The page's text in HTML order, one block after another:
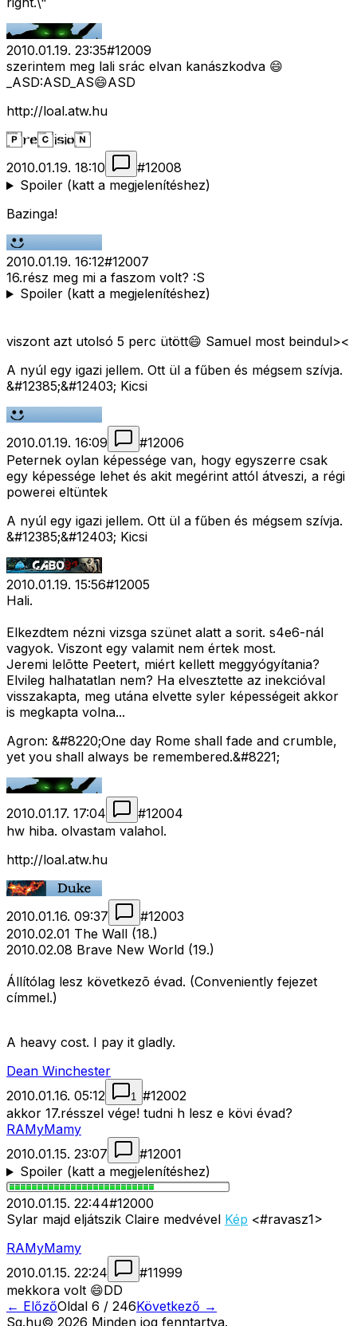
2010.01.19. 23:35#12009
szerintem meg lali srác elvan kanászkodva 😄
_ASD:ASD_AS😄ASD
http://loal.atw.hu
2010.01.19. 18:10 #12008
Spoiler (katt a megjelenítéshez)
Bazinga!
2010.01.19. 16:12#12007
16.rész meg mi a faszom volt? :S
Spoiler (katt a megjelenítéshez)
viszont azt utolsó 5 perc ütött😄 Samuel most beindul><
A nyúl egy igazi jellem. Ott ül a fűben és mégsem szívja.
&#12385;&#12403; Kicsi
2010.01.19. 16:09 #12006
Peternek oylan képessége van, hogy egyszerre csak
egy képessége lehet és akit megérint attól átveszi, a régi
powerei eltüntek
A nyúl egy igazi jellem. Ott ül a fűben és mégsem szívja.
&#12385;&#12403; Kicsi
2010.01.19. 15:56#12005
Hali.
Elkezdtem nézni vizsga szünet alatt a sorit. s4e6-nál
vagyok. Viszont egy valamit nem értek most.
Jeremi lelõtte Peetert, miért kellett meggyógyítania?
Elvileg halhatatlan nem? Ha elvesztette az inekcióval
visszakapta, meg utána elvette syler képességeit akkor
is megkapta volna...
Agron: &#8220;One day Rome shall fade and crumble,
yet you shall always be remembered.&#8221;
2010.01.17. 17:04 #12004
hw hiba. olvastam valahol.
http://loal.atw.hu
2010.01.16. 09:37 #12003
2010.02.01 The Wall (18.)
2010.02.08 Brave New World (19.)
Állítólag lesz következõ évad. (Conveniently fejezet
címmel.)
A heavy cost. I pay it gladly.
Dean Winchester
2010.01.16. 05:12
1 #12002
akkor 17.résszel vége! tudni h lesz e kövi évad?
RAMyMamy
2010.01.15. 23:07
#12001
Spoiler (katt a megjelenítéshez)
2010.01.15. 22:44#12000
Sylar majd eljátszik Claire medvével Kép <#ravasz1>
RAMyMamy
2010.01.15. 22:24
#11999
mekkora volt 😄DD
← ElőzőOldal 6 / 246Következő →
Sg.hu© 2026 Minden jog fenntartva.